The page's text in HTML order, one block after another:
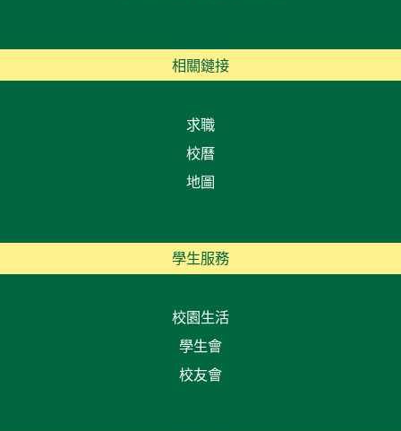
相關鏈接
求職
校曆
地圖
學生服務
校園生活
學生會
校友會